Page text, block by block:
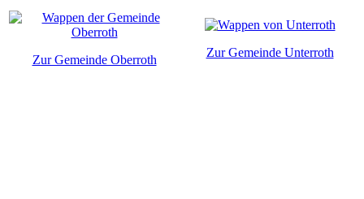
Zur Gemeinde Oberroth
Zur Gemeinde Unterroth